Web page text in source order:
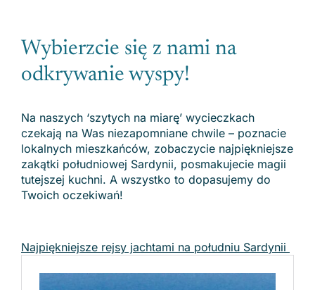
Wybierzcie się z nami na
odkrywanie wyspy!
Na naszych ‘szytych na miarę’ wycieczkach
czekają na Was niezapomniane chwile – poznacie
lokalnych mieszkańców, zobaczycie najpiękniejsze
zakątki południowej Sardynii, posmakujecie magii
tutejszej kuchni. A wszystko to dopasujemy do
Twoich oczekiwań!
Najpiękniejsze rejsy jachtami na południu Sardynii